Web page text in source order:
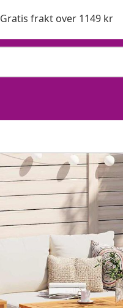
Gratis frakt over 1149 kr